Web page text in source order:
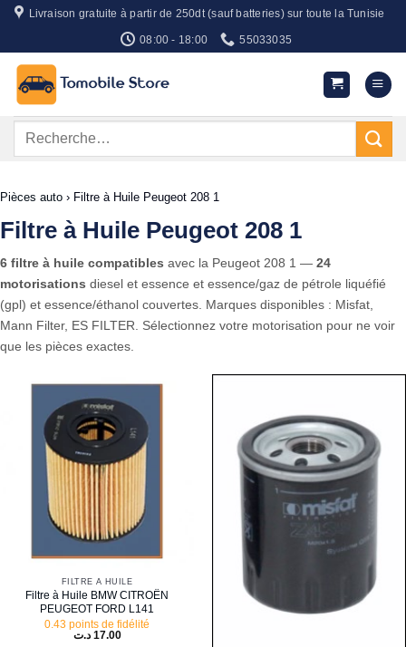
Passer
contenu
Livraison gratuite à partir de 250dt (sauf batteries) sur toute la Tunisie
08:00 - 18:00 55033035
Recherche
Pièces auto › Filtre à Huile Peugeot 208 1
Filtre à Huile Peugeot 208 1
6 filtre à huile compatibles avec la Peugeot 208 1 — 24
motorisations diesel et essence et essence/gaz de pétrole liquéfié
(gpl) et essence/éthanol couvertes. Marques disponibles : Misfat,
Mann Filter, ES FILTER. Sélectionnez votre motorisation pour ne voir
que les pièces exactes.
FILTRE À HUILE
Filtre à Huile BMW CITROËN
PEUGEOT FORD L141
0.43 points de fidélité
17.00 د.ت